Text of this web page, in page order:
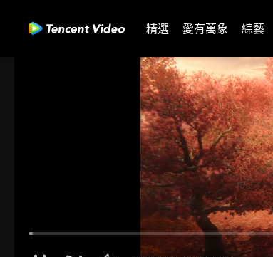
精選 愛有萬象 綜藝